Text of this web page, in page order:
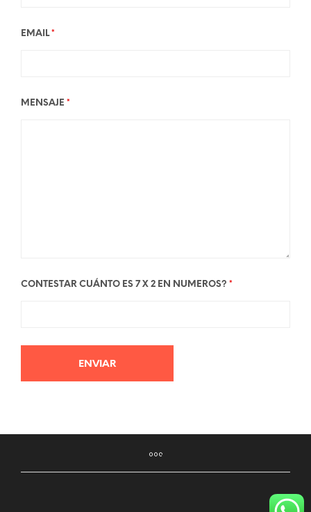
EMAIL*
MENSAJE *
CONTESTAR CUÁNTO ES 7 X 2 EN NUMEROS? *